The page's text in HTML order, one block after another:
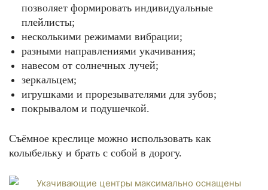
позволяет формировать индивидуальные
плейлисты;
несколькими режимами вибрации;
разными направлениями укачивания;
навесом от солнечных лучей;
зеркальцем;
игрушками и прорезывателями для зубов;
покрывалом и подушечкой.
Съёмное креслице можно использовать как
колыбельку и брать с собой в дорогу.